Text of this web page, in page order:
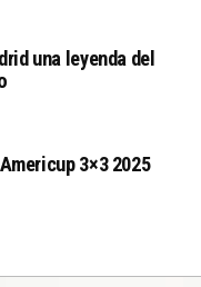
una leyenda del
3×3 2025